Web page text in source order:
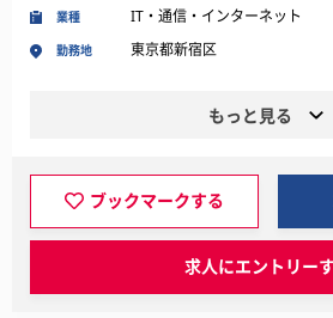
業種 IT・通信・インターネット
勤務地 東京都新宿区
もっと見る
ブックマークする
求人にエントリー